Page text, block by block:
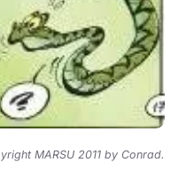
MARSU 2011 by Conrad.